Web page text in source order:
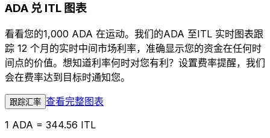
ADA 兑 ITL 图表
看看您的1,000 ADA 在运动。我们的ADA 至ITL 实时图表跟
踪 12 个月的实时中间市场利率，准确显示您的资金在任何时
间点的价值。想知道利率何时对您有利？设置费率提醒，我们
会在费率达到目标时通知您。
跟踪汇率 查看完整图表
1 ADA = 344.56 ITL